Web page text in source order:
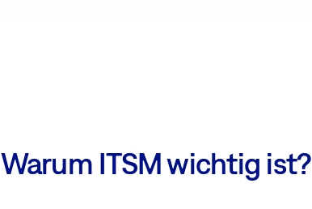
Warum ITSM wichtig ist?